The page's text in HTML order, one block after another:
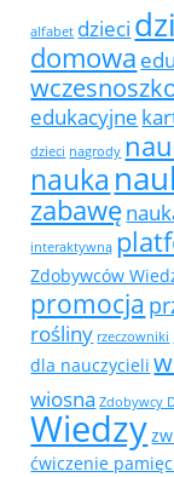
alfabet dzieci
domowa
edukacyjne
dzieci nagrody
nauka
zabawę
interaktywną
Zdobywców
promocja
rośliny rzeczowniki
dla nauczycieli
wiosna Zdobywcy
Wiedzy
ćwiczenie